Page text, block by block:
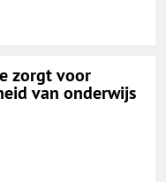
zorgt voor
van onderwijs